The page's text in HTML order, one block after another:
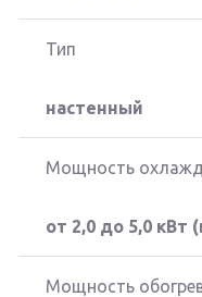
Тип
настенный
Мощность
от 2,0 до 5,0 кВт
Мощность